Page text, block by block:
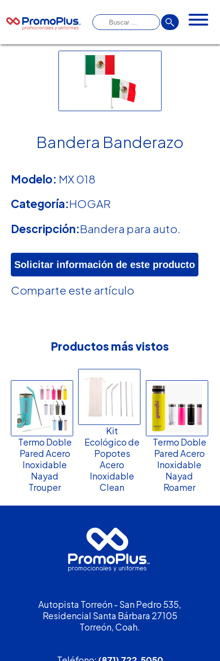
Bandera Banderazo
Modelo: MX 018
Categoría:HOGAR
Descripción:Bandera para auto.
Solicitar información de este producto
Comparte este artículo
Productos más vistos
Termo Doble
Pared Acero
Inoxidable
Nayad
Trouper
Kit
Ecológico de
Popotes
Acero
Inoxidable
Clean
Termo Doble
Pared Acero
Inoxidable
Nayad
Roamer
Autopista Torreón - San Pedro 535,
Residencial Santa Bárbara 27105
Torreón, Coah.